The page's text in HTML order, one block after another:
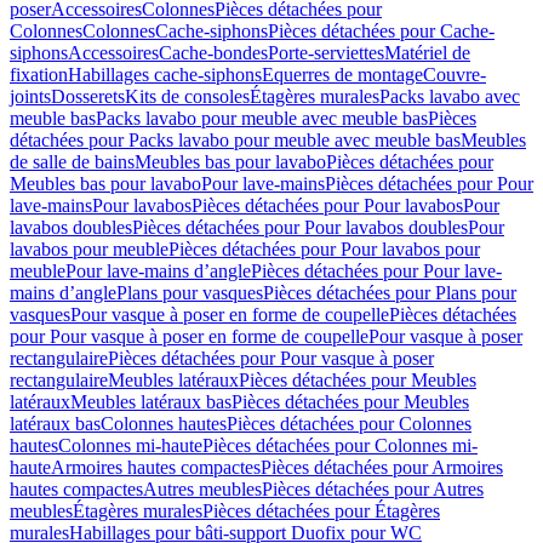
poserAccessoiresColonnesPièces détachées pour
ColonnesColonnesCache-siphonsPièces détachées pour Cache-
siphonsAccessoiresCache-bondesPorte-serviettesMatériel de
fixationHabillages cache-siphonsEquerres de montageCouvre-
jointsDosseretsKits de consolesÉtagères muralesPacks lavabo avec
meuble basPacks lavabo pour meuble avec meuble basPièces
détachées pour Packs lavabo pour meuble avec meuble basMeubles
de salle de bainsMeubles bas pour lavaboPièces détachées pour
Meubles bas pour lavaboPour lave-mainsPièces détachées pour Pour
lave-mainsPour lavabosPièces détachées pour Pour lavabosPour
lavabos doublesPièces détachées pour Pour lavabos doublesPour
lavabos pour meublePièces détachées pour Pour lavabos pour
meublePour lave-mains d’anglePièces détachées pour Pour lave-
mains d’anglePlans pour vasquesPièces détachées pour Plans pour
vasquesPour vasque à poser en forme de coupellePièces détachées
pour Pour vasque à poser en forme de coupellePour vasque à poser
rectangulairePièces détachées pour Pour vasque à poser
rectangulaireMeubles latérauxPièces détachées pour Meubles
latérauxMeubles latéraux basPièces détachées pour Meubles
latéraux basColonnes hautesPièces détachées pour Colonnes
hautesColonnes mi-hautePièces détachées pour Colonnes mi-
hauteArmoires hautes compactesPièces détachées pour Armoires
hautes compactesAutres meublesPièces détachées pour Autres
meublesÉtagères muralesPièces détachées pour Étagères
muralesHabillages pour bâti-support Duofix pour WC